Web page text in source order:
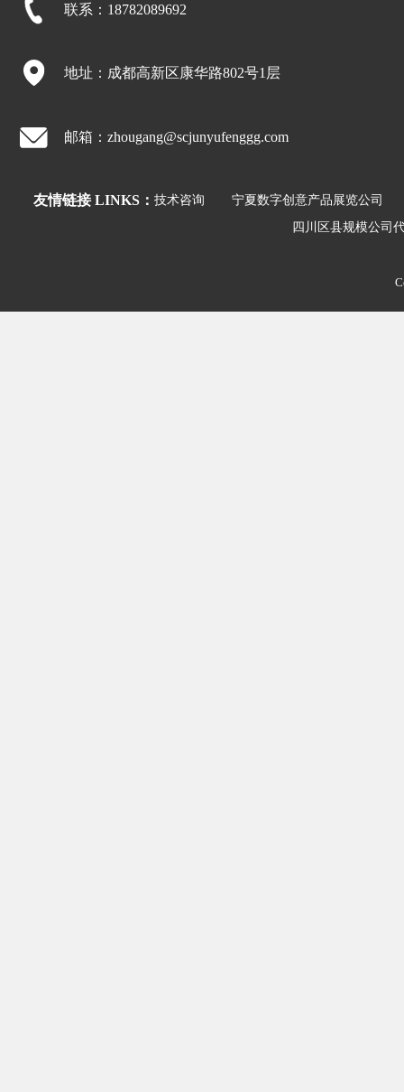
联系：18782089692
地址：成都高新区康华路802号1层
邮箱：zhougang@scjunyufenggg.com
友情链接 LINKS： 技术咨询
宁夏数字创意产品展览公司
四川区县规模公司